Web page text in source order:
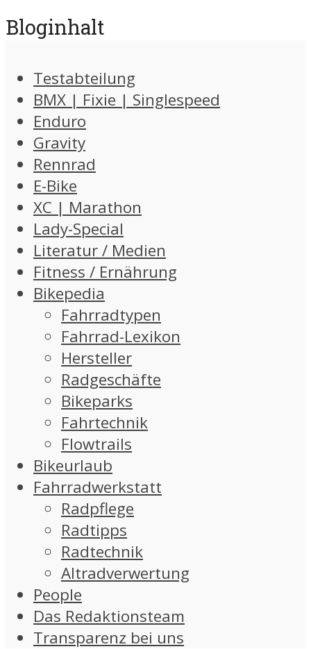
Bloginhalt
Testabteilung
BMX | Fixie | Singlespeed
Enduro
Gravity
Rennrad
E-Bike
XC | Marathon
Lady-Special
Literatur / Medien
Fitness / Ernährung
Bikepedia
Fahrradtypen
Fahrrad-Lexikon
Hersteller
Radgeschäfte
Bikeparks
Fahrtechnik
Flowtrails
Bikeurlaub
Fahrradwerkstatt
Radpflege
Radtipps
Radtechnik
Altradverwertung
People
Das Redaktionsteam
Transparenz bei uns